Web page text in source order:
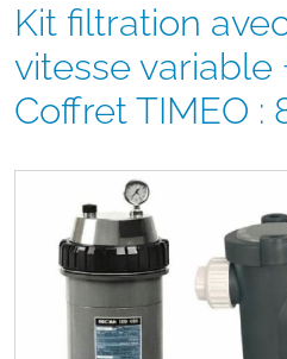
Kit filtration avec pompe
vitesse variable
Coffret TIMEO :